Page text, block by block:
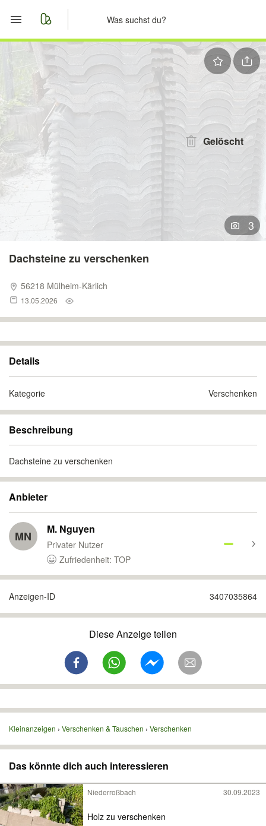
Start
Merkliste
Nachrichten
Anzeige aufgeben
Gelöscht
3
Dachsteine zu verschenken
56218 Mülheim-Kärlich
13.05.2026
Details
Kategorie Verschenken
Beschreibung
Dachsteine zu verschenken
Anbieter
MN M. Nguyen
Privater Nutzer
Zufriedenheit: TOP
Anzeigen-ID 3407035864
Diese Anzeige teilen
Kleinanzeigen Verschenken & Tauschen Verschenken
Das könnte dich auch interessieren
Niederroßbach 30.09.2023
Holz zu verschenken